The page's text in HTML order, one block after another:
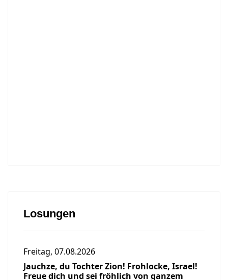
Losungen
Freitag, 07.08.2026
Jauchze, du Tochter Zion! Frohlocke, Israel!
Freue dich und sei fröhlich von ganzem